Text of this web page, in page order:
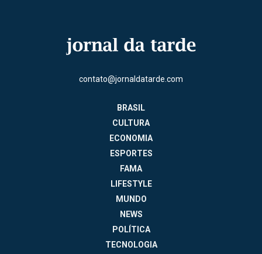
contato@jornaldatarde.com
BRASIL
CULTURA
ECONOMIA
ESPORTES
FAMA
LIFESTYLE
MUNDO
NEWS
POLÍTICA
TECNOLOGIA